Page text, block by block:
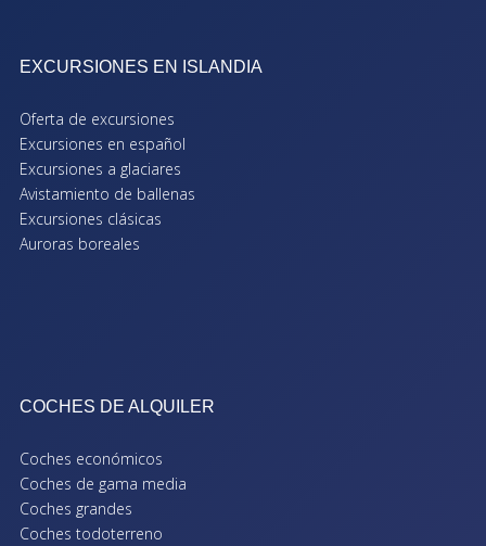
EXCURSIONES EN ISLANDIA
Oferta de excursiones
Excursiones en español
Excursiones a glaciares
Avistamiento de ballenas
Excursiones clásicas
Auroras boreales
COCHES DE ALQUILER
Coches económicos
Coches de gama media
Coches grandes
Coches todoterreno